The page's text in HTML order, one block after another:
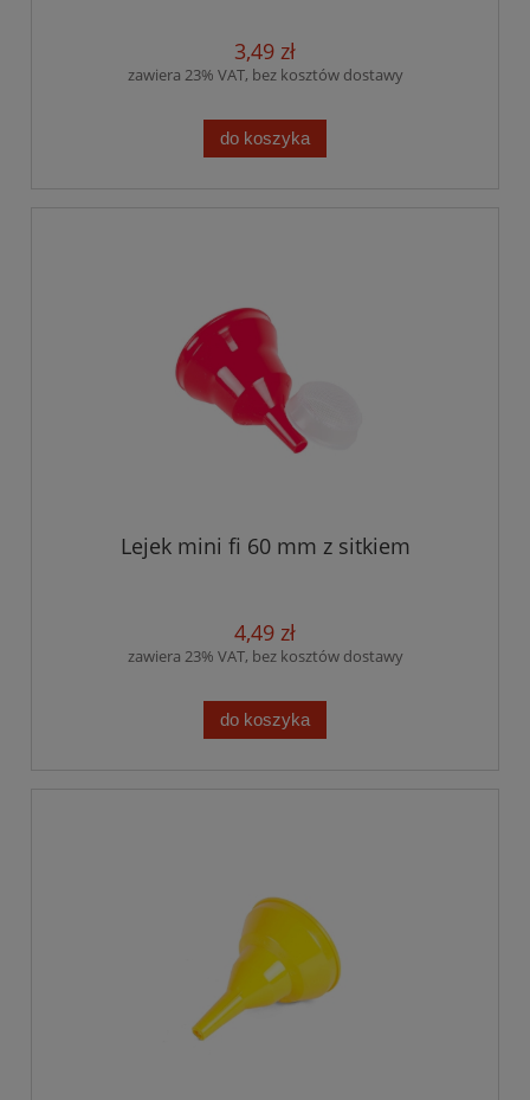
3,49 zł
zawiera 23% VAT, bez kosztów dostawy
do koszyka
Lejek mini fi 60 mm z sitkiem
4,49 zł
zawiera 23% VAT, bez kosztów dostawy
do koszyka